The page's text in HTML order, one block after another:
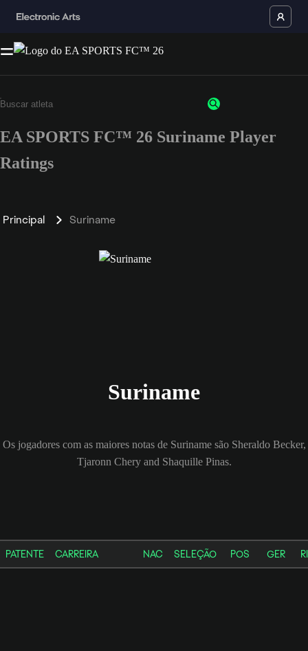
EA SPORTS FC™ 26 Suriname Player
Ratings
Principal Suriname
Suriname
Os jogadores com as maiores notas de Suriname são Sheraldo Becker,
Tjaronn Chery and Shaquille Pinas.
PATENTE CARREIRA NAC SELEÇÃO POS GER